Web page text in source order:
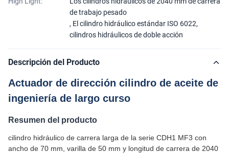
de trabajo pesado
, El cilindro hidráulico estándar ISO 6022,
cilindros hidráulicos de doble acción
Descripción del Producto
Actuador de dirección cilindro de aceite de
ingeniería de largo curso
Resumen del producto
cilindro hidráulico de carrera larga de la serie CDH1 MF3 con
ancho de 70 mm, varilla de 50 mm y longitud de carrera de 2040